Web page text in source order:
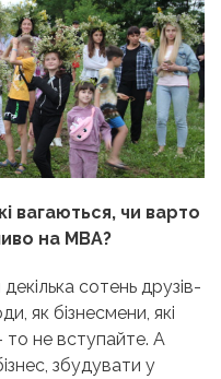
вагаються, чи варто
на MBA?
сотень друзів-
як бізнесмени, які
то не вступайте. А
збудувати у